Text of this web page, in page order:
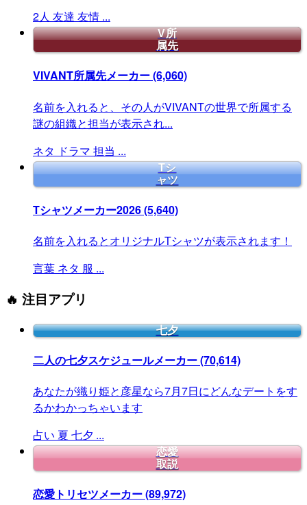
2人 友達 友情 ...
V所
属先
VIVANT所属先メーカー(6,060)
名前を入れると、その人がVIVANTの世界で所属する
謎の組織と担当が表示され...
ネタ ドラマ 担当 ...
Tシ
ャツ
Tシャツメーカー2026(5,640)
名前を入れるとオリジナルTシャツが表示されます！
言葉 ネタ 服 ...
🔥 注目アプリ
七夕
二人の七夕スケジュールメーカー(70,614)
あなたが織り姫と彦星なら7月7日にどんなデートをす
るかわかっちゃいます
占い 夏 七夕 ...
恋愛
取説
恋愛トリセツメーカー(89,972)